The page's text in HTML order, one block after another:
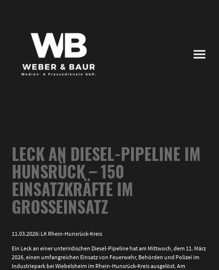
LECK AN DIESEL-PIPELINE IM
HUNSRÜCK – 150
EINSATZKRÄFTE IM
GROSSEINSATZ
11.03.2026: LK Rhein-Hunsrück-Kreis
Ein Leck an einer unterirdischen Diesel-Pipeline hat am Mittwoch, dem 11. März
2026, einen umfangreichen Einsatz von Feuerwehr, Behörden und Polizei im
Industriepark bei Wiebelsheim im Rhein-Hunsrück-Kreis ausgelöst. Am